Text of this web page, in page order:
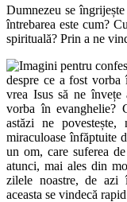
Dumnezeu se
întrebarea este cum?
spirituală? Prin a ne
despre ce a fost vorba
vrea Isus să ne învețe
vorba în evanghelie?
astăzi ne
miraculoase înfăptuite
un om, care suferea
atunci, mai ales din
zilele noastre, de azi
aceasta se vindecă